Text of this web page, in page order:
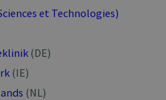
et Technologies)
(DE)
(IE)
(NL)